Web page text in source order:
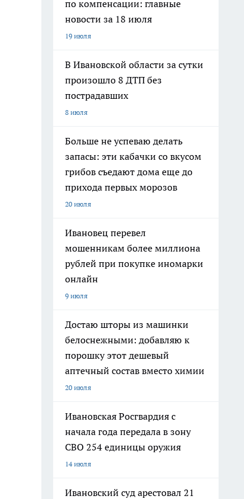
по компенсации: главные
новости за 18 июля
19 июля
В Ивановской области за сутки
произошло 8 ДТП без
пострадавших
8 июля
Больше не успеваю делать
запасы: эти кабачки со вкусом
грибов съедают дома еще до
прихода первых морозов
20 июля
Ивановец перевел
мошенникам более миллиона
рублей при покупке иномарки
онлайн
9 июля
Достаю шторы из машинки
белоснежными: добавляю к
порошку этот дешевый
аптечный состав вместо химии
20 июля
Ивановская Росгвардия с
начала года передала в зону
СВО 254 единицы оружия
14 июля
Ивановский суд арестовал 21